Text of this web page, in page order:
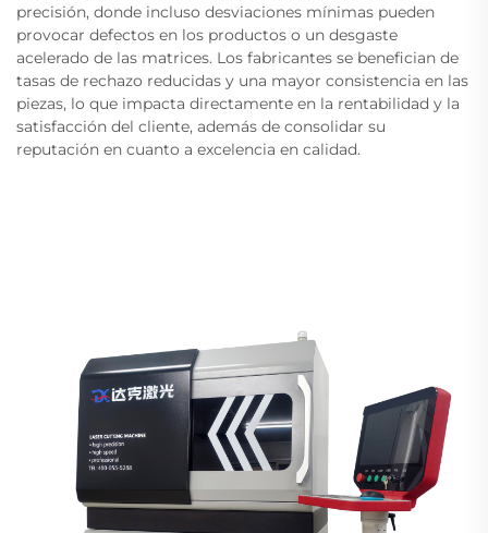
precisión, donde incluso desviaciones mínimas pueden
provocar defectos en los productos o un desgaste
acelerado de las matrices. Los fabricantes se benefician de
tasas de rechazo reducidas y una mayor consistencia en las
piezas, lo que impacta directamente en la rentabilidad y la
satisfacción del cliente, además de consolidar su
reputación en cuanto a excelencia en calidad.